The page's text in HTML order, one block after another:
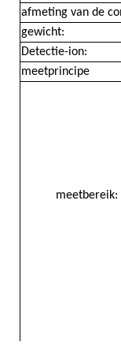
Detector voor
Atmosferische
afmeting van de
gewicht:
Detectie-ion:
meetprincipe
meetbereik: